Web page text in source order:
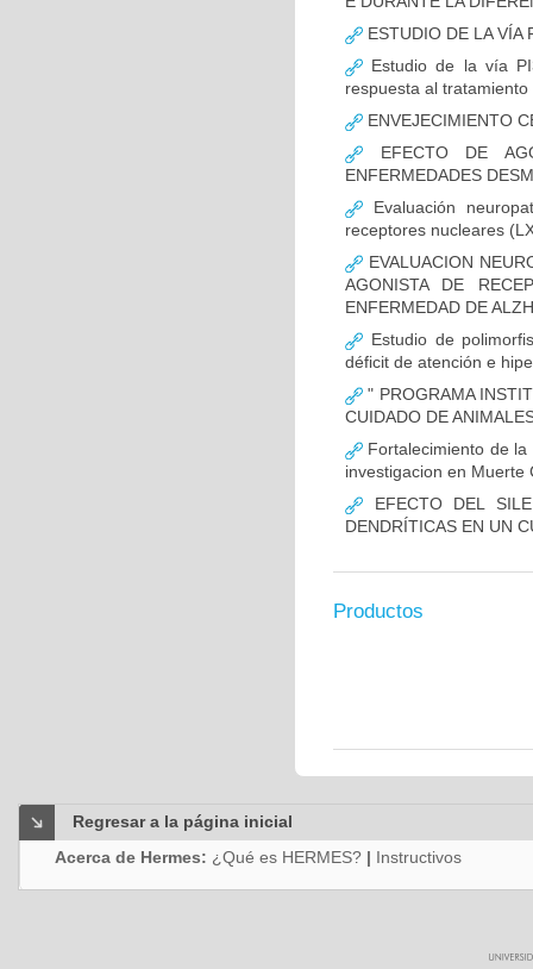
ESTUDIO DE LA VÍA
Estudio de la vía
respuesta al tratamiento
ENVEJECIMIENTO
EFECTO DE
ENFERMEDADES
Evaluación
receptores nucleares
EVALUACION
AGONISTA DE
ENFERMEDAD DE
Estudio de
déficit de atención e
" PROGRAMA
CUIDADO DE
Fortalecimiento de la
investigacion en Muerte
EFECTO DEL
DENDRÍTICAS EN UN
Productos
Regresar a la página inicial
Acerca de Hermes: ¿Qué es HERMES? | Instructivos